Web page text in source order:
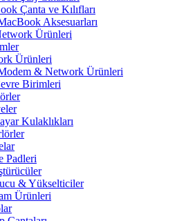
Çanta ve Kılıfları
Aksesuarları
Ürünleri
Ürünleri
& Network Ürünleri
Birimleri
Kulaklıkları
Padleri
& Yükselticiler
Ürünleri